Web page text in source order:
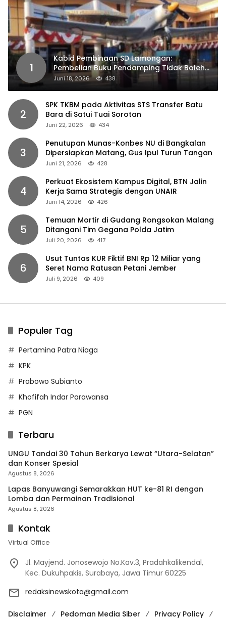
1
Kabid Pembinaan SD Lamongan:
Pembelian Buku Pendamping Tidak Boleh
Dipaksakan
Juni 18, 2026 438
2
SPK TKBM pada Aktivitas STS Transfer Batu
Bara di Satui Tuai Sorotan
Juni 22, 2026 434
3
Penutupan Munas-Konbes NU di Bangkalan
Dipersiapkan Matang, Gus Ipul Turun Tangan
Juni 21, 2026 428
4
Perkuat Ekosistem Kampus Digital, BTN Jalin
Kerja Sama Strategis dengan UNAIR
Juni 14, 2026 426
5
Temuan Mortir di Gudang Rongsokan Malang
Ditangani Tim Gegana Polda Jatim
Juli 20, 2026 417
6
Usut Tuntas KUR Fiktif BNI Rp 12 Miliar yang
Seret Nama Ratusan Petani Jember
Juli 9, 2026 409
Populer Tag
Pertamina Patra Niaga
KPK
Prabowo Subianto
Khofifah Indar Parawansa
PGN
Terbaru
UNGU Tandai 30 Tahun Berkarya Lewat “Utara-Selatan”
dan Konser Spesial
Agustus 8, 2026
Lapas Banyuwangi Semarakkan HUT ke-81 RI dengan
Lomba dan Permainan Tradisional
Agustus 8, 2026
Kontak
Virtual Office
Jl. Mayjend. Jonosewojo No.Kav.3, Pradahkalikendal,
Kec. Dukuhpakis, Surabaya, Jawa Timur 60225
redaksinewskota@gmail.com
Disclaimer Pedoman Media Siber Privacy Policy